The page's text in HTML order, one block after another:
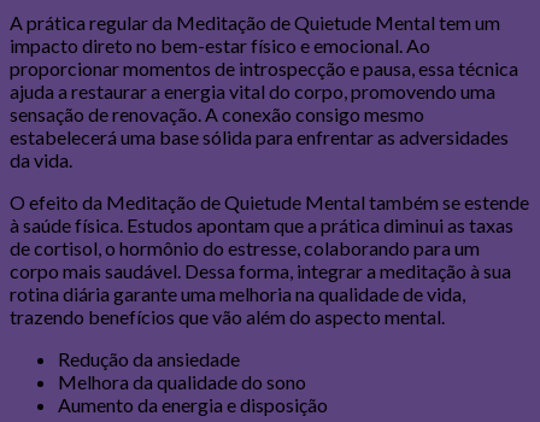
A prática regular da Meditação de Quietude Mental tem um
impacto direto no bem-estar físico e emocional. Ao
proporcionar momentos de introspecção e pausa, essa técnica
ajuda a restaurar a energia vital do corpo, promovendo uma
sensação de renovação. A conexão consigo mesmo
estabelecerá uma base sólida para enfrentar as adversidades
da vida.
O efeito da Meditação de Quietude Mental também se estende
à saúde física. Estudos apontam que a prática diminui as taxas
de cortisol, o hormônio do estresse, colaborando para um
corpo mais saudável. Dessa forma, integrar a meditação à sua
rotina diária garante uma melhoria na qualidade de vida,
trazendo benefícios que vão além do aspecto mental.
Redução da ansiedade
Melhora da qualidade do sono
Aumento da energia e disposição